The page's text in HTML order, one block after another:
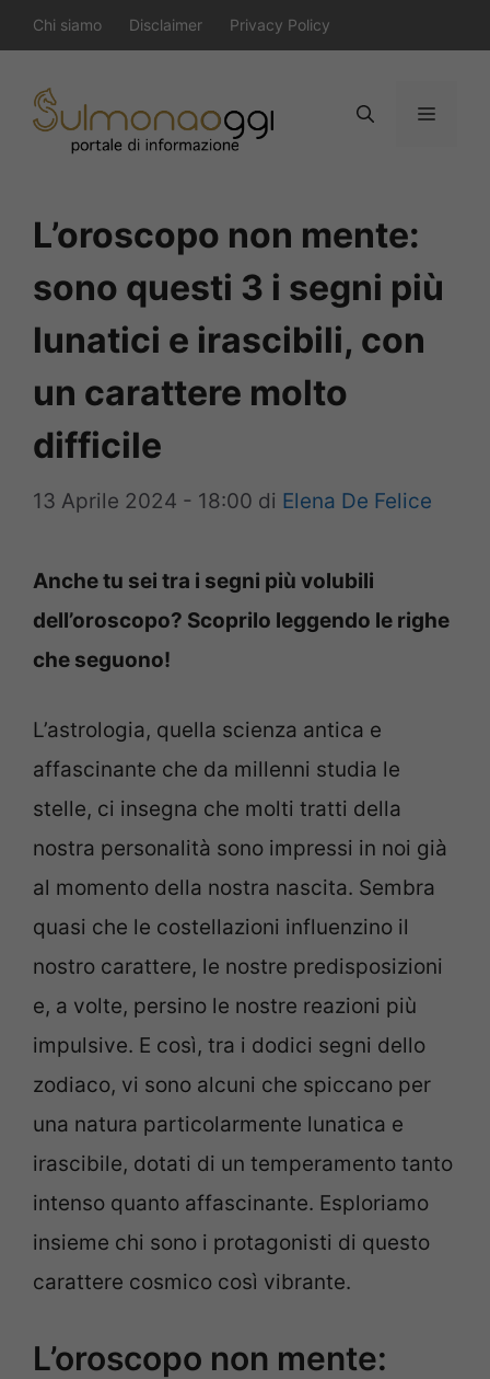
al
contenuto
Chi siamo Disclaimer Privacy Policy
Menu
L’oroscopo non mente:
sono questi 3 i segni più
lunatici e irascibili, con
un carattere molto
difficile
13 Aprile 2024 - 18:00 di Elena De Felice
Anche tu sei tra i segni più volubili
dell’oroscopo? Scoprilo leggendo le righe
che seguono!
L’astrologia, quella scienza antica e
affascinante che da millenni studia le
stelle, ci insegna che molti tratti della
nostra personalità sono impressi in noi già
al momento della nostra nascita. Sembra
quasi che le costellazioni influenzino il
nostro carattere, le nostre predisposizioni
e, a volte, persino le nostre reazioni più
impulsive. E così, tra i dodici segni dello
zodiaco, vi sono alcuni che spiccano per
una natura particolarmente lunatica e
irascibile, dotati di un temperamento tanto
intenso quanto affascinante. Esploriamo
insieme chi sono i protagonisti di questo
carattere cosmico così vibrante.
L’oroscopo non mente: